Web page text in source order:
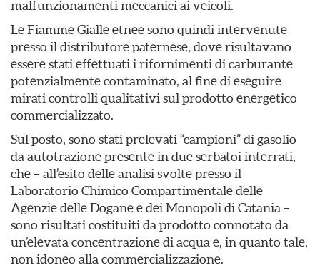
malfunzionamenti meccanici ai veicoli.
Le Fiamme Gialle etnee sono quindi intervenute
presso il distributore paternese, dove risultavano
essere stati effettuati i rifornimenti di carburante
potenzialmente contaminato, al fine di eseguire
mirati controlli qualitativi sul prodotto energetico
commercializzato.
Sul posto, sono stati prelevati “campioni” di gasolio
da autotrazione presente in due serbatoi interrati,
che – all’esito delle analisi svolte presso il
Laboratorio Chimico Compartimentale delle
Agenzie delle Dogane e dei Monopoli di Catania –
sono risultati costituiti da prodotto connotato da
un’elevata concentrazione di acqua e, in quanto tale,
non idoneo alla commercializzazione.